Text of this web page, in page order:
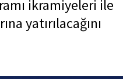
ikramiyeleri ile
yatırılacağını